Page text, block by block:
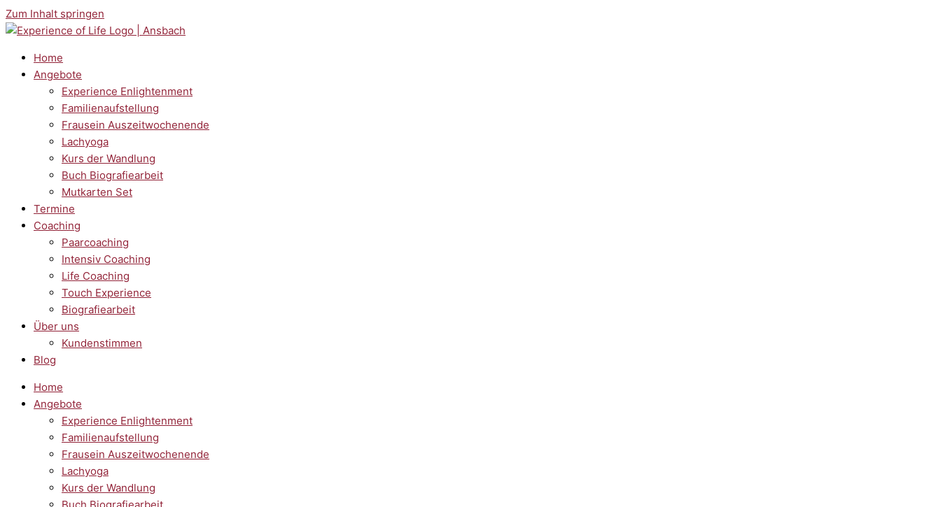
Zum Inhalt springen
Home
Angebote
Experience Enlightenment
Familienaufstellung
Frausein Auszeitwochenende
Lachyoga
Kurs der Wandlung
Buch Biografiearbeit
Mutkarten Set
Termine
Coaching
Paarcoaching
Intensiv Coaching
Life Coaching
Touch Experience
Biografiearbeit
Über uns
Kundenstimmen
Blog
Home
Angebote
Experience Enlightenment
Familienaufstellung
Frausein Auszeitwochenende
Lachyoga
Kurs der Wandlung